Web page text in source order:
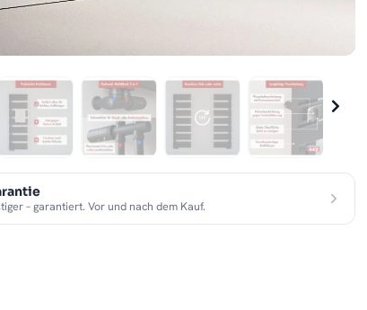
– garantiert. Vor und nach dem Kauf.